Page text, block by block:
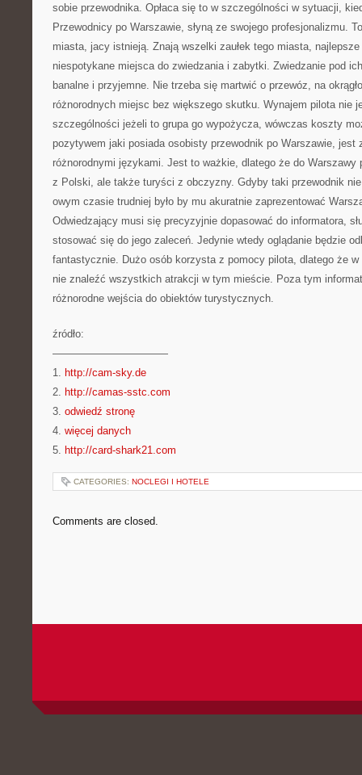
sobie przewodnika. Opłaca się to w szczególności w sytuacji,
Przewodnicy po Warszawie, słyną ze swojego profesjonalizmu.
miasta, jacy istnieją. Znają wszelki zaułek tego miasta,
niespotykane miejsca do zwiedzania i zabytki. Zwiedzanie pod
banalne i przyjemne. Nie trzeba się martwić o przewóz, na
różnorodnych miejsc bez większego skutku. Wynajem pilota nie
szczególności jeżeli to grupa go wypożycza, wówczas koszty
pozytywem jaki posiada osobisty przewodnik po Warszawie, jest
różnorodnymi językami. Jest to ważkie, dlatego że do
z Polski, ale także turyści z obczyzny. Gdyby taki przewodnik
owym czasie trudniej było by mu akuratnie zaprezentować
Odwiedzający musi się precyzyjnie dopasować do informatora,
stosować się do jego zaleceń. Jedynie wtedy oglądanie będzie
fantastycznie. Dużo osób korzysta z pomocy pilota, dlatego że
nie znaleźć wszystkich atrakcji w tym mieście. Poza tym
różnorodne wejścia do obiektów turystycznych.
źródło:
———————————
1. http://cam-sky.de
2. http://camas-sstc.com
3. odwiedź stronę
4. więcej danych
5. http://card-shark21.com
CATEGORIES: NOCLEGI I HOTELE
Comments are closed.